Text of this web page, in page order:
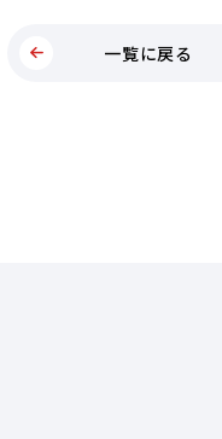
一覧に戻る